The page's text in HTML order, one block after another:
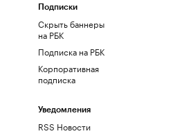
Подписки
Скрыть баннеры
на РБК
Подписка на РБК
Корпоративная
подписка
Уведомления
RSS Новости